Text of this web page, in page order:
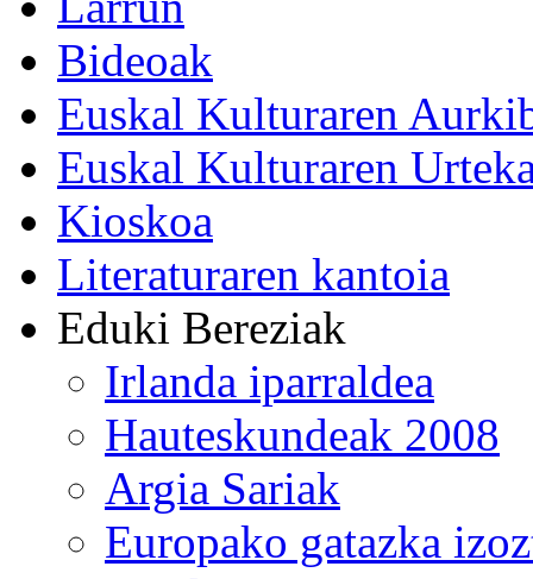
Bideoak
Euskal Kulturaren
Euskal Kulturaren
Kioskoa
Literaturaren kantoia
Eduki Bereziak
Irlanda iparraldea
Hauteskundeak 2008
Argia Sariak
Europako gatazka